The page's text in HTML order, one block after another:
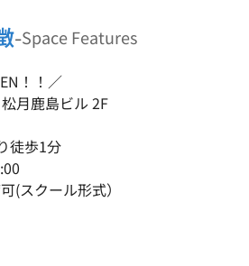
-Space Features
！！／
月鹿島ビル 2F
徒歩1分
(スクール形式）